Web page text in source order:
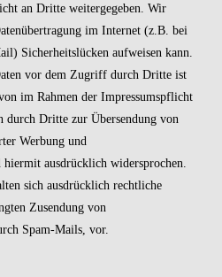
an Dritte weitergegeben. Wir
im Internet (z.B. bei
Sicherheitslücken aufweisen kann.
vor dem Zugriff durch Dritte ist
im Rahmen der Impressumspflicht
durch Dritte zur Übersendung von
Werbung und
ausdrücklich widersprochen.
sich ausdrücklich rechtliche
Zusendung von
Spam-Mails, vor.